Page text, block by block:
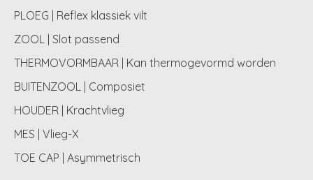
PLOEG | Reflex klassiek vilt
ZOOL | Slot passend
THERMOVORMBAAR | Kan thermogevormd worden
BUITENZOOL | Composiet
HOUDER | Krachtvlieg
MES | Vlieg-X
TOE CAP | Asymmetrisch